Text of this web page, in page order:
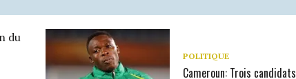
POLITIQUE
Cameroun: Trois candidats